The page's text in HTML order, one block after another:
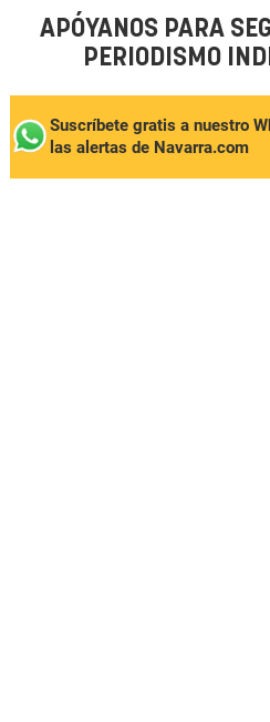
APÓYANOS PARA
PERIODISMO
Suscríbete gratis a nuestro
las alertas de Navarra.com